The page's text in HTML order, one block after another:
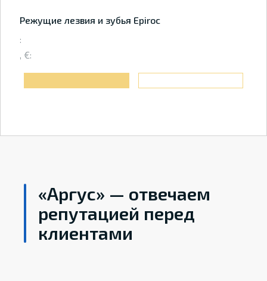
Режущие лезвия и зубья Epiroc
:
, €:
«Аргус» — отвечаем
репутацией перед
клиентами